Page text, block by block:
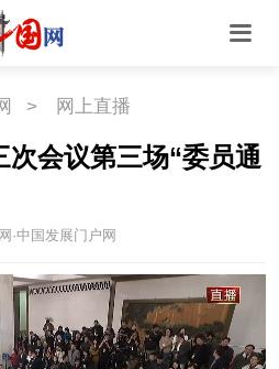
国关键词
文创 艺术
民藏 中医
> 网上直播
会议第三场“委员通
·中国发展门户网